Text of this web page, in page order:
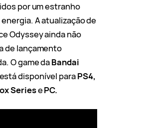
por um estranho
A atualização de
Odyssey ainda não
de lançamento
O game daBandai
disponível paraPS4,
SeriesePC.